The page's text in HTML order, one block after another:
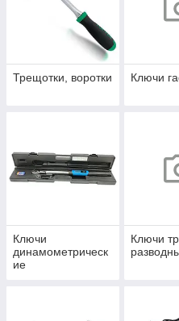
Трещотки, воротки Ключи
Ключи
динамометрическ
ие
Ключи